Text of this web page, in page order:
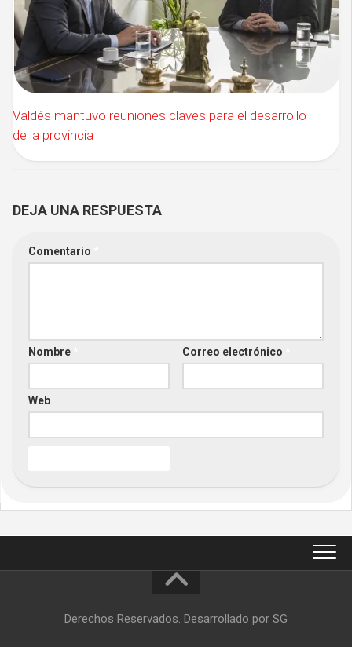
Valdés mantuvo reuniones claves para el desarrollo
de la provincia
DEJA UNA RESPUESTA
Comentario
Nombre Correo electrónico
Web
Derechos Reservados. Desarrollado por SG